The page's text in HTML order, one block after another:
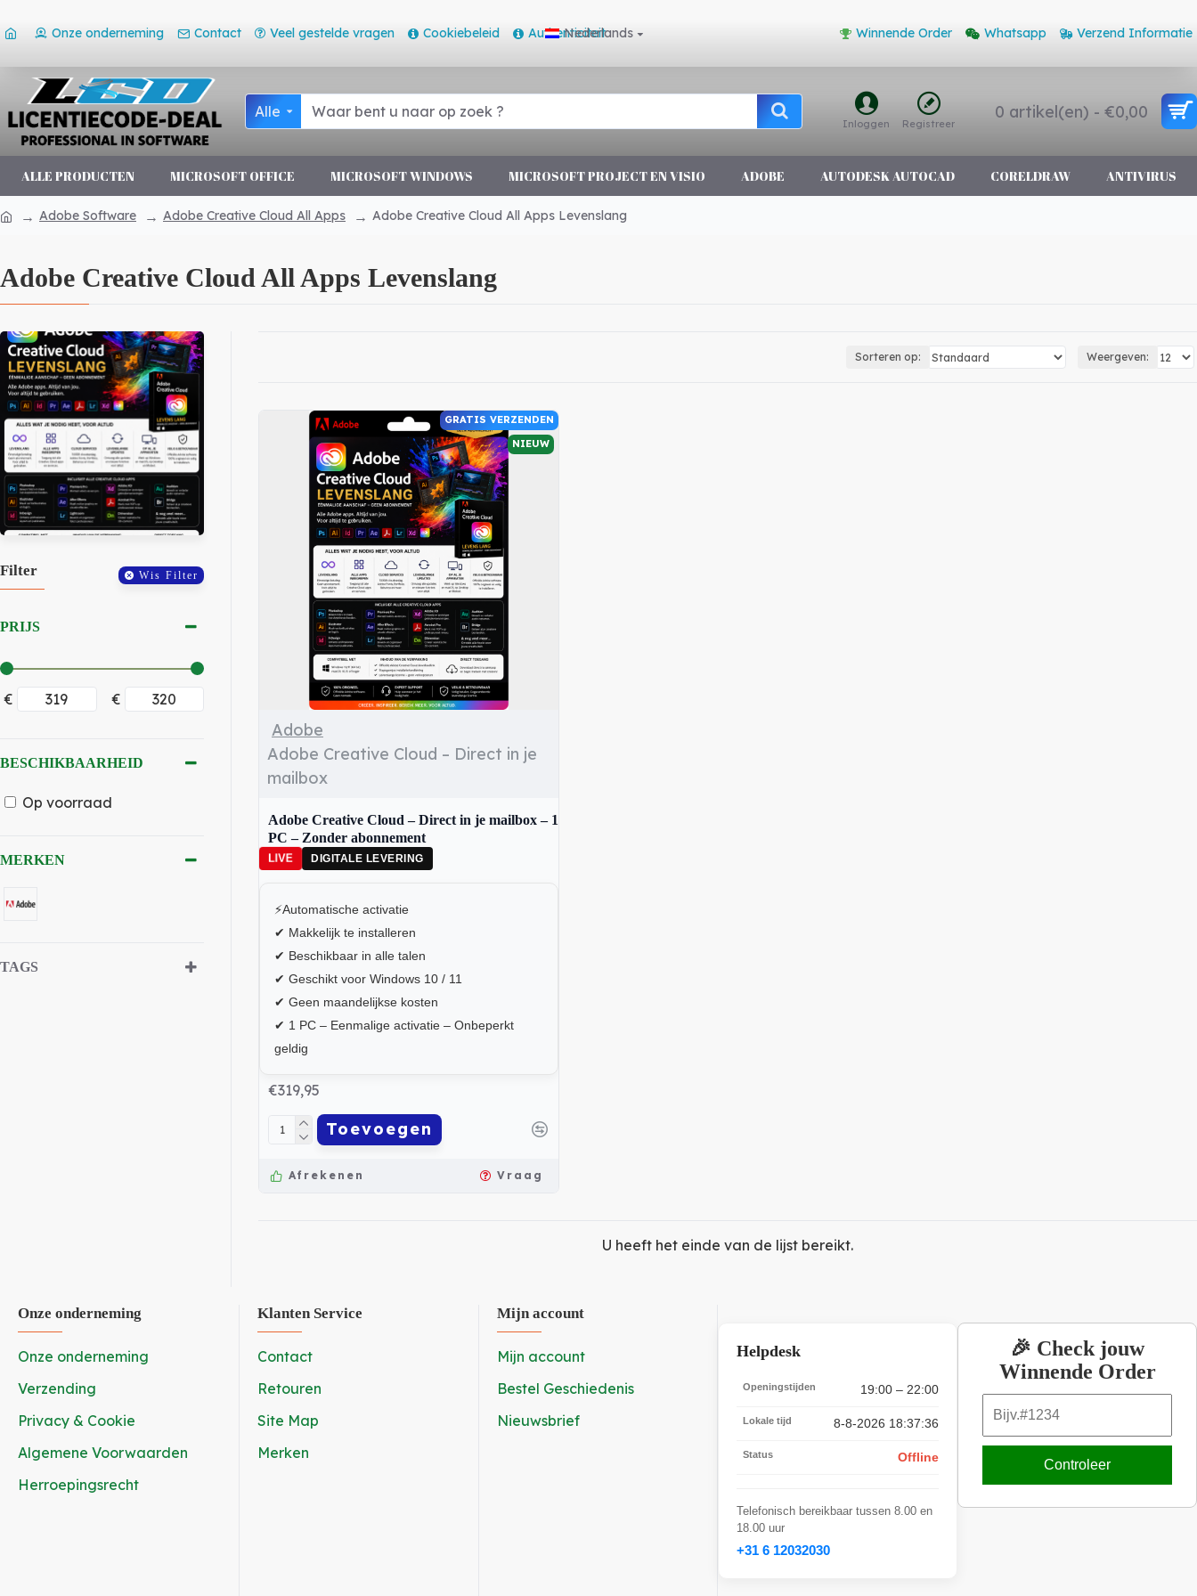
Onze onderneming Contact Veel gestelde vragen Cookiebeleid Authenticiteit
Nederlands Winnende Order Whatsapp Verzend Informatie
Alle
Inloggen Registreer
0 artikel(en) - €0,00
ALLE PRODUCTEN MICROSOFT OFFICE MICROSOFT WINDOWS MICROSOFT PROJECT EN VISIO ADOBE AUTODESK AUTOCAD CORELDRAW ANTIVIRUS
Adobe Software Adobe Creative Cloud All Apps Adobe Creative Cloud All Apps Levenslang
Adobe Creative Cloud All Apps Levenslang
Filter Wis Filter
PRIJS
€ €
MERKEN
TAGS
BESCHIKBAARHEID
Op voorraad
Sorteren op: Weergeven:
GRATIS VERZENDEN
NIEUW
Adobe
Adobe Creative Cloud – Direct in je
mailbox
Adobe Creative Cloud – Direct in je mailbox – 1
PC – Zonder abonnement
LIVE DIGITALE LEVERING
⚡Automatische activatie
✔ Makkelijk te installeren
✔ Beschikbaar in alle talen
✔ Geschikt voor Windows 10 / 11
✔ Geen maandelijkse kosten
✔ 1 PC – Eenmalige activatie – Onbeperkt
geldig
€319,95
Toevoegen
Afrekenen Vraag
U heeft het einde van de lijst bereikt.
Onze onderneming
Onze onderneming
Verzending
Privacy & Cookie
Algemene Voorwaarden
Herroepingsrecht
Klanten Service
Contact
Retouren
Site Map
Merken
Mijn account
Mijn account
Bestel Geschiedenis
Nieuwsbrief
Helpdesk
Openingstijden 19:00 – 22:00
Lokale tijd 8-8-2026 18:37:36
Status Offline
Telefonisch bereikbaar tussen 8.00 en
18.00 uur
+31 6 12032030
🎉 Check jouw
Winnende Order
Controleer